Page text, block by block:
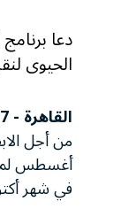
الحيوى
القاهرة - 17 فبراير 2006 -
من أجل
أغسطس
في شهر